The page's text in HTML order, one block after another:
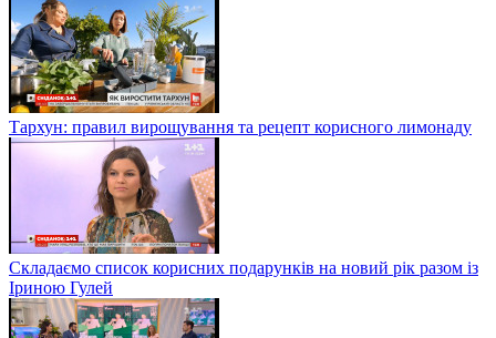
Тархун: правил вирощування та рецепт корисного лимонаду
Складаємо список корисних подарунків на новий рік разом із
Іриною Гулей